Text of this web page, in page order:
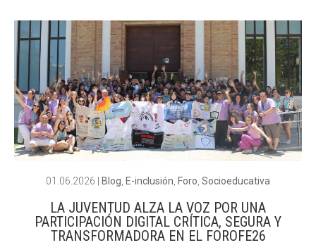
01.06.2026 Blog E-inclusión Foro Socioeducativa
LA JUVENTUD ALZA LA VOZ POR UNA
PARTICIPACIÓN DIGITAL CRÍTICA, SEGURA Y
TRANSFORMADORA EN EL FOROFE26